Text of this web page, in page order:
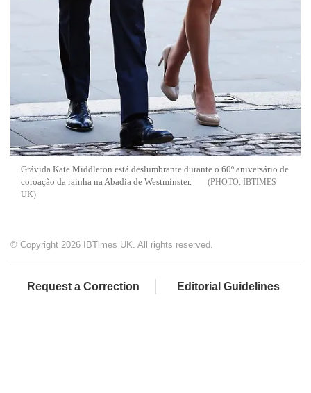
Grávida Kate Middleton está deslumbrante durante o 60º aniversário de
coroação da rainha na Abadia de Westminster.
IBTIMES
UK
© Copyright 2026 IBTimes UK. All rights reserved.
Request a Correction Editorial Guidelines